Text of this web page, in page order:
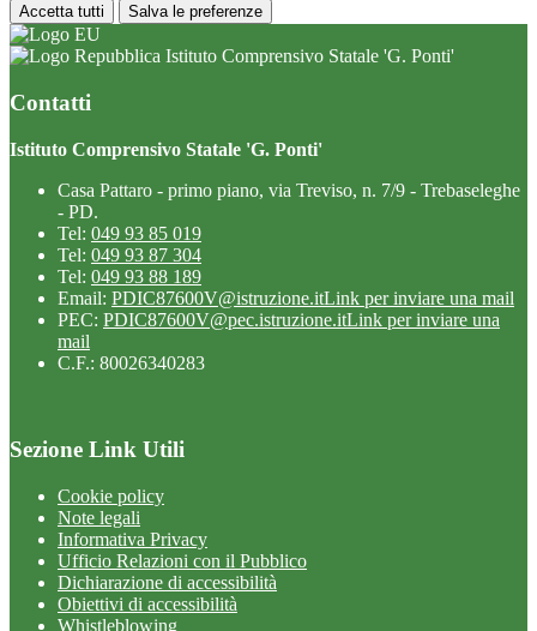
Accetta tutti Salva le preferenze
Istituto Comprensivo Statale 'G. Ponti'
Contatti
Istituto Comprensivo Statale 'G. Ponti'
Casa Pattaro - primo piano, via Treviso, n. 7/9 - Trebaseleghe
- PD.
Tel: 049 93 85 019
Tel: 049 93 87 304
Tel: 049 93 88 189
Email: PDIC87600V@istruzione.itLink per inviare una mail
PEC: PDIC87600V@pec.istruzione.itLink per inviare una
mail
C.F.: 80026340283
Sezione Link Utili
Cookie policy
Note legali
Informativa Privacy
Ufficio Relazioni con il Pubblico
Dichiarazione di accessibilità
Obiettivi di accessibilità
Whistleblowing